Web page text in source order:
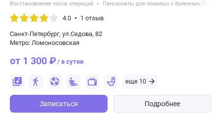
Восстановление после операций Пансионаты для пожилых с болезнью
4.0 1 отзыв
Санкт-Петербург, ул.Седова, 82
Метро: Ломоносовская
от 1 300 ₽/ в сутки
еще 10
Записаться Подробнее